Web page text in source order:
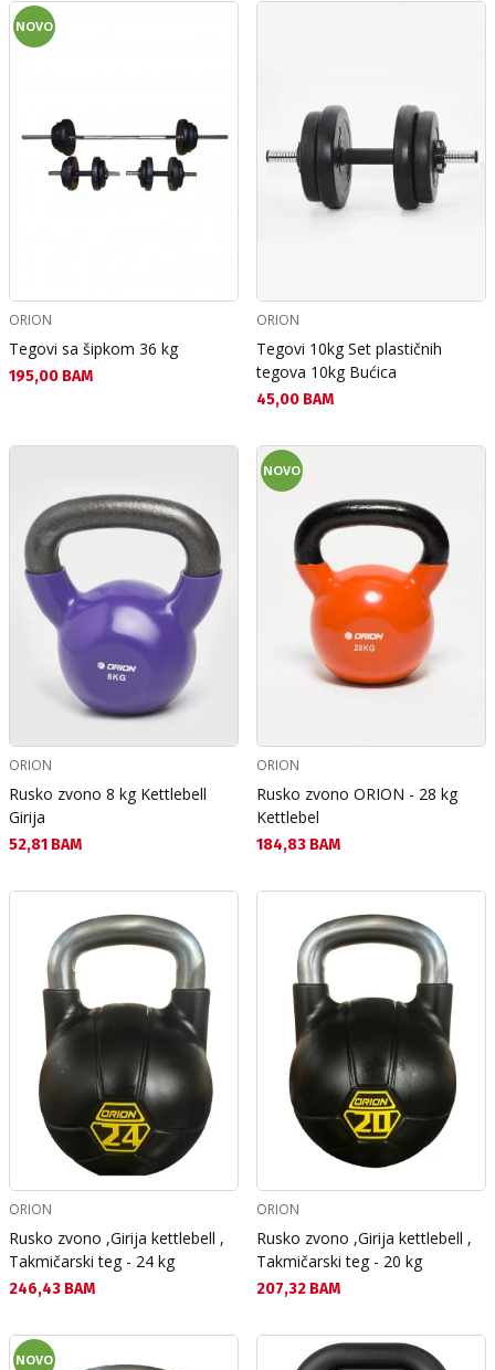
NOVO
ORION
Tegovi sa šipkom 36 kg
Текуща цена:
195,00 BAM
ORION
Tegovi 10kg Set plastičnih
tegova 10kg Bućica
Текуща цена:
45,00 BAM
ORION
Rusko zvono 8 kg Kettlebell
Girija
Текуща цена:
52,81 BAM
NOVO
ORION
Rusko zvono ORION - 28 kg
Kettlebel
Текуща цена:
184,83 BAM
ORION
Rusko zvono ,Girija kettlebell ,
Takmičarski teg - 24 kg
Текуща цена:
246,43 BAM
ORION
Rusko zvono ,Girija kettlebell ,
Takmičarski teg - 20 kg
Текуща цена:
207,32 BAM
NOVO